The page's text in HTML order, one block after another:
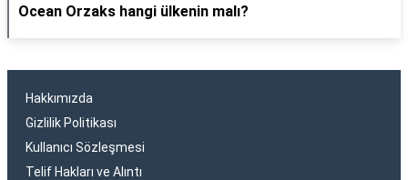
Ocean Orzaks hangi ülkenin malı?
Hakkımızda
Gizlilik Politikası
Kullanıcı Sözleşmesi
Telif Hakları ve Alıntı